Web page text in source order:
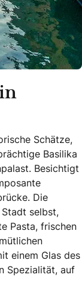
Schätze,
Basilika
Besichtigt
Die
selbst,
Pasta, frischen
einem Glas des
Spezialität, auf